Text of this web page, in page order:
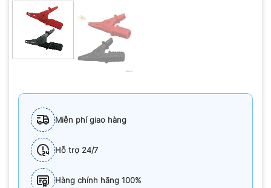
Miễn phí giao hàng
Hỗ trợ 24/7
Hàng chính hãng 100%